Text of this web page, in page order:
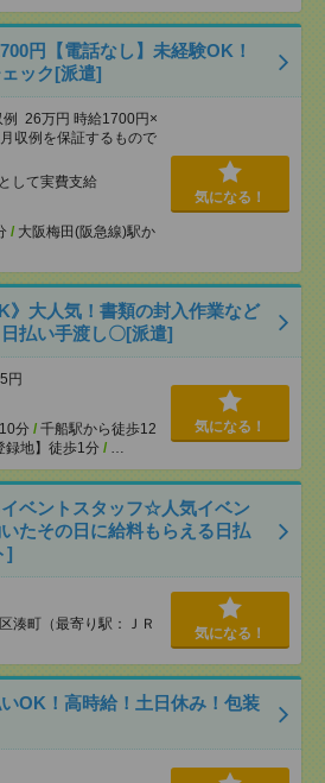
円【電話なし】未経験OK！
ェック[派遣]
26万円 時給1700円×
収例を保証するもので
して実費支給
/ 大阪梅田(阪急線)駅か
気になる！
》大人気！書類の封入作業など
払い手渡し〇[派遣]
円
分 / 千船駅から徒歩12
録地】徒歩1分 / …
気になる！
ベントスタッフ☆人気イベン
たその日に給料もらえる日払
]
湊町（最寄り駅：ＪＲ
気になる！
OK！高時給！土日休み！包装